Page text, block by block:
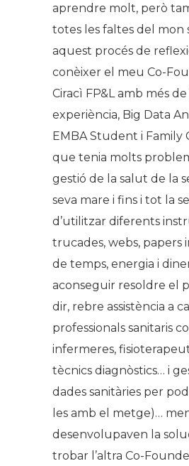
aprendre molt, però
totes les faltes del mon
aquest procés de
conèixer el meu Co-
Ciracì FP&L amb més de
experiència, Big Data
EMBA Student i Family
que tenia molts
gestió de la salut de la
seva mare i fins i tot la
d’utilitzar diferents
trucades, webs,
de temps, energia i
aconseguir resoldre el
dir, rebre assistència a
professionals sanitaris
infermeres,
tècnics diagnòstics… i
dades sanitàries per
les amb el metge)…
desenvolupaven la
trobar l’altra Co-